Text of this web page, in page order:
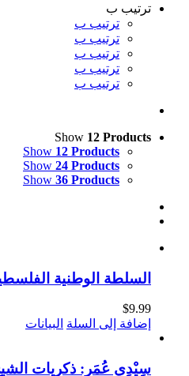
ترتيب ب
ترتيب ب
ترتيب ب
ترتيب ب
ترتيب ب
ترتيب ب
Show 12 Products
Show 12 Products
Show 24 Products
Show 36 Products
السلطة الوطنية الفلسطينية: دراسات
$9.99
إضافة إلى السلة البيانات
سِيْدِي عُمَر: ذكريات